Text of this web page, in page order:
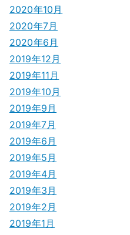
2020年10月
2020年7月
2020年6月
2019年12月
2019年11月
2019年10月
2019年9月
2019年7月
2019年6月
2019年5月
2019年4月
2019年3月
2019年2月
2019年1月